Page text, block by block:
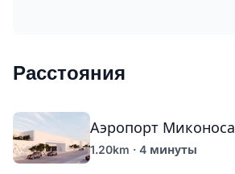
Расстояния
Аэропорт Миконоса
1.20km · 4 минуты